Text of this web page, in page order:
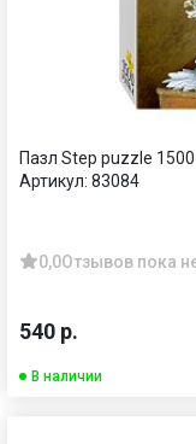
Пазл Step puzzle
Артикул: 83084
0,0Отзывов пока
540 р.
В наличии